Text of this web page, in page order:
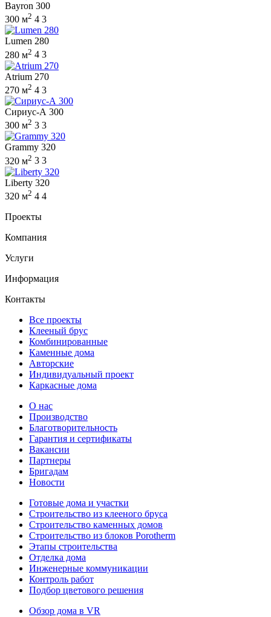
Bayron 300
300 м2 4 3
Lumen 280
280 м2 4 3
Atrium 270
270 м2 4 3
Сириус-А 300
300 м2 3 3
Grammy 320
320 м2 3 3
Liberty 320
320 м2 4 4
Проекты
Компания
Услуги
Информация
Контакты
Все проекты
Клееный брус
Комбинированные
Каменные дома
Авторские
Индивидуальный проект
Каркасные дома
О нас
Производство
Благотворительность
Гарантия и сертификаты
Вакансии
Партнеры
Бригадам
Новости
Готовые дома и участки
Строительство из клееного бруса
Строительство каменных домов
Строительство из блоков Porotherm
Этапы строительства
Отделка дома
Инженерные коммуникации
Контроль работ
Подбор цветового решения
Обзор дома в VR